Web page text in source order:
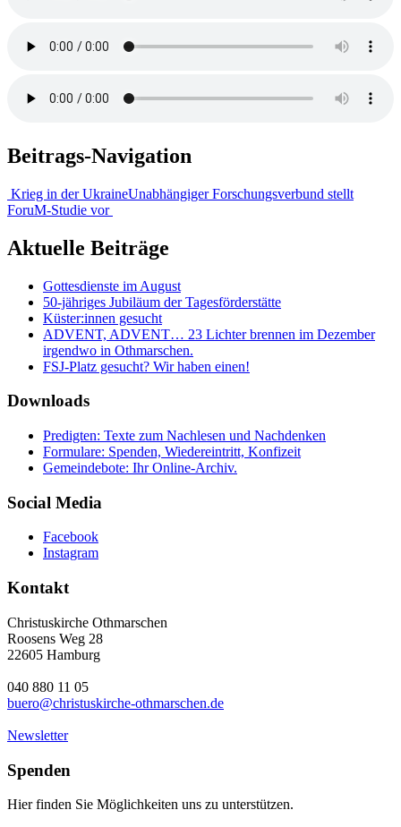
Beitrags-Navigation
Krieg in der UkraineUnabhängiger Forschungsverbund stellt
ForuM-Studie vor
Aktuelle Beiträge
Gottesdienste im August
50-jähriges Jubiläum der Tagesförderstätte
Küster:innen gesucht
ADVENT, ADVENT… 23 Lichter brennen im Dezember
irgendwo in Othmarschen.
FSJ-Platz gesucht? Wir haben einen!
Downloads
Predigten: Texte zum Nachlesen und Nachdenken
Formulare: Spenden, Wiedereintritt, Konfizeit
Gemeindebote: Ihr Online-Archiv.
Social Media
Facebook
Instagram
Kontakt
Christuskirche Othmarschen
Roosens Weg 28
22605 Hamburg
040 880 11 05
buero@christuskirche-othmarschen.de
Newsletter
Spenden
Hier finden Sie Möglichkeiten uns zu unterstützen.